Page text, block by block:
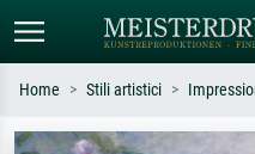
Ricerca standard
Home Stili artistici